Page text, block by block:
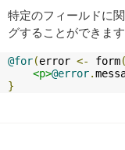
特定のフィールドに
グすることができま
@for(error <- form(
<p>@error.
}